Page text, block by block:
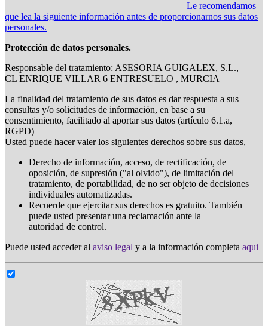
Le recomendamos
que lea la siguiente información antes de proporcionarnos sus datos
personales.
Protección de datos personales.
Responsable del tratamiento: ASESORIA GUIGALEX, S.L.,
CL ENRIQUE VILLAR 6 ENTRESUELO , MURCIA
La finalidad del tratamiento de sus datos es dar respuesta a sus
consultas y/o solicitudes de información, en base a su
consentimiento, facilitado al aportar sus datos (artículo 6.1.a,
RGPD)
Usted puede hacer valer los siguientes derechos sobre sus datos,
Derecho de información, acceso, de rectificación, de
oposición, de supresión ("al olvido"), de limitación del
tratamiento, de portabilidad, de no ser objeto de decisiones
individuales automatizadas.
Recuerde que ejercitar sus derechos es gratuito. También
puede usted presentar una reclamación ante la
autoridad de control.
Puede usted acceder al aviso legal y a la información completa aqui